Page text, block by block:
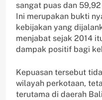
sangat puas dan
Ini merupakan bukti
kebijakan yang
menjabat sejak 2014
dampak positif bagi
Kepuasan tersebut
wilayah perkotaan,
terutama di daerah